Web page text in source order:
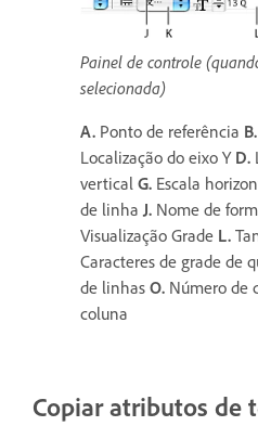
Painel de controle
selecionada)
A. Ponto de referência B.
Localização do eixo Y D.
vertical G. Escala
de linhaJ. Nome de
Visualização Grade L.
Caracteres de grade de
de linhas O. Número de
coluna
Copiar atributos de